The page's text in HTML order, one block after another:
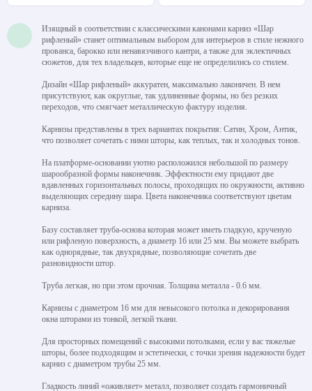
Изящный в соответствии с классическими канонами карниз «Шар
рифленый» станет оптимальным выбором для интерьеров в стиле нежного
прованса, барокко или ненавязчивого кантри, а также для эклектичных
сюжетов, для тех владельцев, которые еще не определились со стилем.
Дизайн «Шар рифленый» аккуратен, максимально лаконичен. В нем
присутствуют, как округлые, так удлиненные формы, но без резких
переходов, что смягчает металлическую фактуру изделия.
Карнизы представлены в трех вариантах покрытия: Сатин, Хром, Антик,
что позволяет сочетать с ними шторы, как теплых, так и холодных тонов.
На платформе-основании уютно расположился небольшой по размеру
шарообразной формы наконечник. Эффектности ему придают две
вдавленных горизонтальных полосы, проходящих по окружности, активно
выделяющих середину шара. Цвета наконечника соответствуют цветам
карниза.
Базу составляет труба-основа которая может иметь гладкую, крученую
или рифленую поверхность, а диаметр 16 или 25 мм. Вы можете выбрать
как однорядные, так двухрядные, позволяющие сочетать две
разновидности штор.
Труба легкая, но при этом прочная. Толщина металла - 0.6 мм.
Карнизы с диаметром 16 мм для невысокого потолка и декорирования
окна шторами из тонкой, легкой ткани.
Для просторных помещений с высокими потолками, если у вас тяжелые
шторы, более подходящим и эстетически, с точки зрения надежности будет
карниз с диаметром трубы 25 мм.
Гладкость линий «оживляет» металл, позволяет создать гармоничный